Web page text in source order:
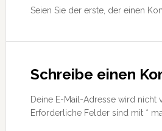
Interaktionen
Seien Sie der erste, der einen
Schreibe einen
Deine E-Mail-Adresse wird nicht
Erforderliche Felder sind mit *